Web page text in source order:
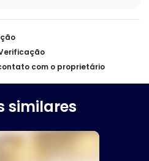
com o proprietário
similares